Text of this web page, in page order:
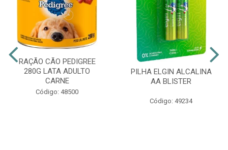
RAÇÃO CÃO PEDIGREE
280G LATA ADULTO
CARNE
Código: 48500
PILHA ELGIN ALCALINA
AA BLISTER
Código: 49234